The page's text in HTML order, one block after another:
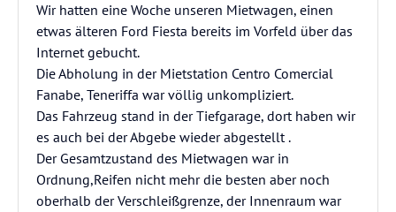
Wir hatten eine Woche unseren Mietwagen, einen
etwas älteren Ford Fiesta bereits im Vorfeld über das
Internet gebucht.
Die Abholung in der Mietstation Centro Comercial
Fanabe, Teneriffa war völlig unkompliziert.
Das Fahrzeug stand in der Tiefgarage, dort haben wir
es auch bei der Abgebe wieder abgestellt .
Der Gesamtzustand des Mietwagen war in
Ordnung,Reifen nicht mehr die besten aber noch
oberhalb der Verschleißgrenze, der Innenraum war